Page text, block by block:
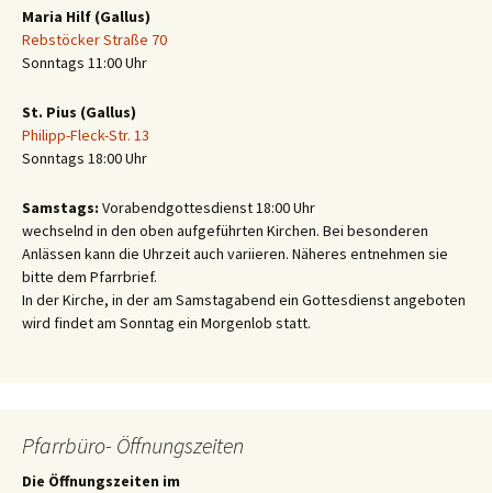
Maria Hilf (Gallus)
Rebstöcker Straße 70
Sonntags 11:00 Uhr
St. Pius (Gallus)
Philipp-Fleck-Str. 13
Sonntags 18:00 Uhr
Samstags: Vorabendgottesdienst 18:00 Uhr
wechselnd in den oben aufgeführten Kirchen. Bei besonderen
Anlässen kann die Uhrzeit auch variieren. Näheres entnehmen sie
bitte dem Pfarrbrief.
In der Kirche, in der am Samstagabend ein Gottesdienst angeboten
wird findet am Sonntag ein Morgenlob statt.
Pfarrbüro- Öffnungszeiten
Die Öffnungszeiten im